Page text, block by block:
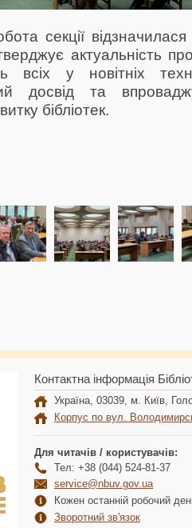
відзначилася
актуальність
всіх у новітніх
досвід та
бібліотек.
Контактна інформація
Україна, 03039, м. Київ,
Корпус по вул.
Для читачів / користувачів:
Тел: +38 (044) 524-81-37
service@nbuv.gov.ua
Кожен останній робочий
Зворотний зв'язок